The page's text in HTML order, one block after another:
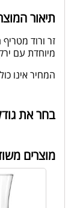
תיאור
זר ורוד
מיוחדת עם
המחיר אינו
בחר את
מוצרים